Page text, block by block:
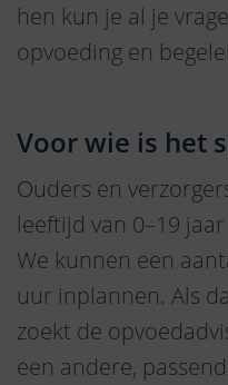
hen kun je al je
opvoeding en
Voor wie is het
Ouders en
leeftijd van 0–19
We kunnen een
uur inplannen. Als
zoekt de
een andere,